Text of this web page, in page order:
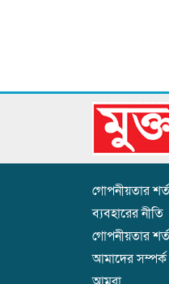
গোপনীয়তার
ব্যবহারের নীতি
গোপনীয়তার
আমাদের সম্পর্ক